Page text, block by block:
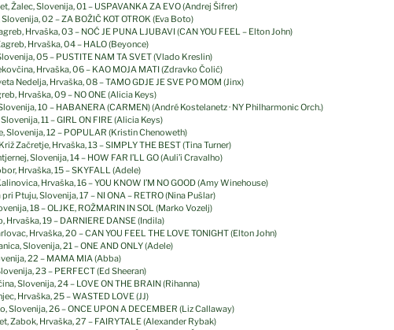
Žalec, Slovenija, 01 – USPAVANKA ZA EVO (Andrej Šifrer)
02 – ZA BOŽIČ KOT OTROK (Eva Boto)
Hrvaška, 03 – NOĆ JE PUNA LJUBAVI (CAN YOU FEEL – Elton John)
Hrvaška, 04 – HALO (Beyonce)
05 – PUSTITE NAM TA SVET (Vlado Kreslin)
Hrvaška, 06 – KAO MOJA MATI (Zdravko Čolić)
Nedelja, Hrvaška, 08 – TAMO GDJE JE SVE PO MOM (Jinx)
Hrvaška, 09 – NO ONE (Alicia Keys)
10 – HABANERA (CARMEN) (André Kostelanetz · NY Philharmonic Orch.)
11 – GIRL ON FIRE (Alicia Keys)
Slovenija, 12 – POPULAR (Kristin Chenoweth)
Začretje, Hrvaška, 13 – SIMPLY THE BEST (Tina Turner)
Slovenija, 14 – HOW FAR I’LL GO (Auli’i Cravalho)
Hrvaška, 15 – SKYFALL (Adele)
Hrvaška, 16 – YOU KNOW I’M NO GOOD (Amy Winehouse)
Ptuju, Slovenija, 17 – NI ONA – RETRO (Nina Pušlar)
18 – OLJKE, ROŽMARIN IN SOL (Marko Vozelj)
Hrvaška, 19 – DARNIERE DANSE (Indila)
Hrvaška, 20 – CAN YOU FEEL THE LOVE TONIGHT (Elton John)
Slovenija, 21 – ONE AND ONLY (Adele)
22 – MAMA MIA (Abba)
23 – PERFECT (Ed Sheeran)
Slovenija, 24 – LOVE ON THE BRAIN (Rihanna)
Hrvaška, 25 – WASTED LOVE (JJ)
Slovenija, 26 – ONCE UPON A DECEMBER (Liz Callaway)
Zabok, Hrvaška, 27 – FAIRYTALE (Alexander Rybak)
Kovis